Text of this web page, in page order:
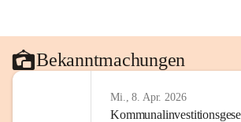
Bekanntmachungen
Mi., 8. Apr. 2026